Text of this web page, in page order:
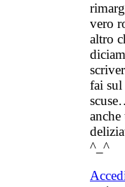
vero
altro
fai sul
anche
^_^